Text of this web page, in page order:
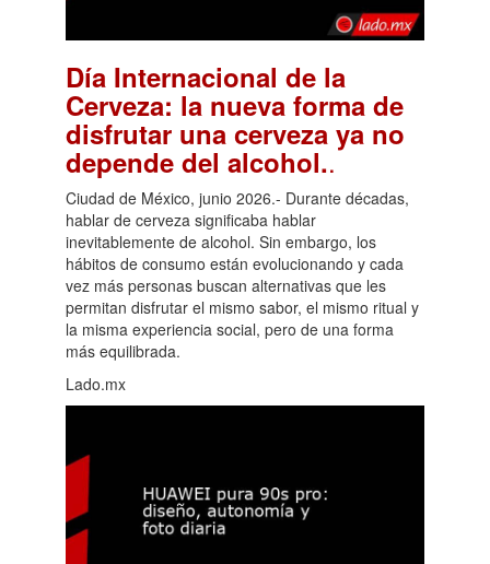
Día Internacional de la
Cerveza: la nueva forma de
disfrutar una cerveza ya no
depende del alcohol..
Ciudad de México, junio 2026.- Durante décadas,
hablar de cerveza significaba hablar
inevitablemente de alcohol. Sin embargo, los
hábitos de consumo están evolucionando y cada
vez más personas buscan alternativas que les
permitan disfrutar el mismo sabor, el mismo ritual y
la misma experiencia social, pero de una forma
más equilibrada.
Lado.mx